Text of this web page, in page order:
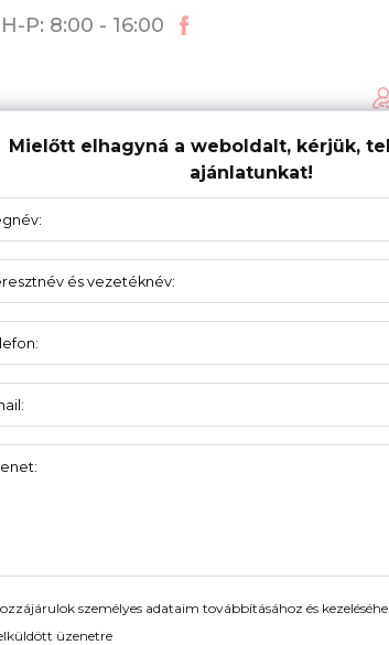
H-P: 8:00 - 16:00
KAPURENDSZEREK
Mielőtt elhagyná a weboldalt, kérjük,
ajánlatunkat!
személyes adataim továbbításához és
üzenetre
STYLE="COLOR:#FF3B3C">NAZWA
and New Year holidays as well as
8th.
megtudni termékeinkről, nem tudja milyen
Több